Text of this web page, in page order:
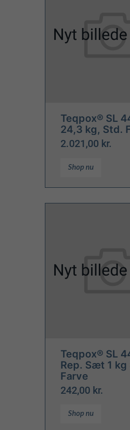
Teqpox® SL
24,3 kg, Std.
2.021,00 kr.
Shop nu
Teqpox® SL
Rep. Sæt 1 kg
Farve
242,00 kr.
Shop nu